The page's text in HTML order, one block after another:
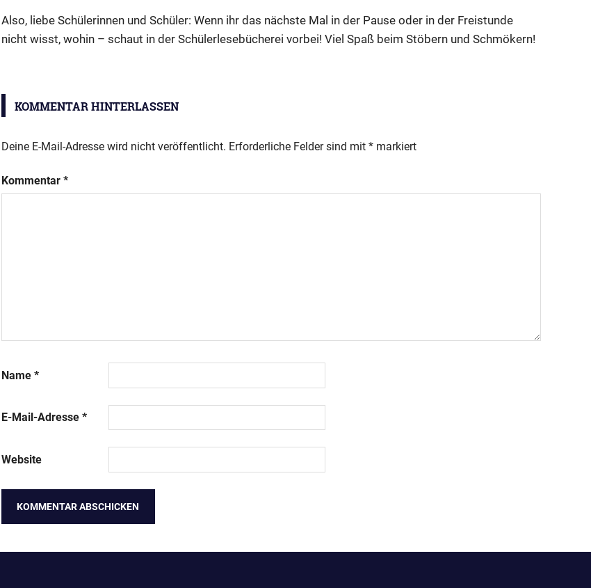
Also, liebe Schülerinnen und Schüler: Wenn ihr das nächste Mal in der Pause oder in der Freistunde
nicht wisst, wohin – schaut in der Schülerlesebücherei vorbei! Viel Spaß beim Stöbern und Schmökern!
KOMMENTAR HINTERLASSEN
Deine E-Mail-Adresse wird nicht veröffentlicht. Erforderliche Felder sind mit * markiert
Kommentar *
Name *
E-Mail-Adresse *
Website